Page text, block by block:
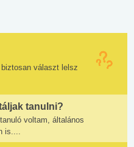
választ lelsz
tanulni?
voltam, általános
is....